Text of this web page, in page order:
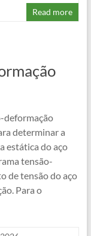
Read more
deformação
determinar a
estática do aço
tensão-
de tensão do aço
Para o